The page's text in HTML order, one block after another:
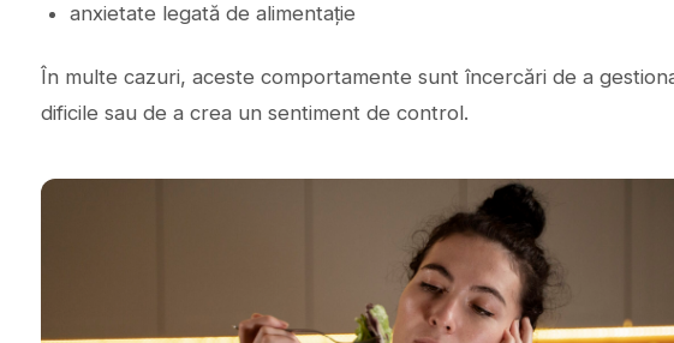
anxietate legată de alimentație
În multe cazuri, aceste comportamente sunt încercări de a
dificile sau de a crea un sentiment de control.